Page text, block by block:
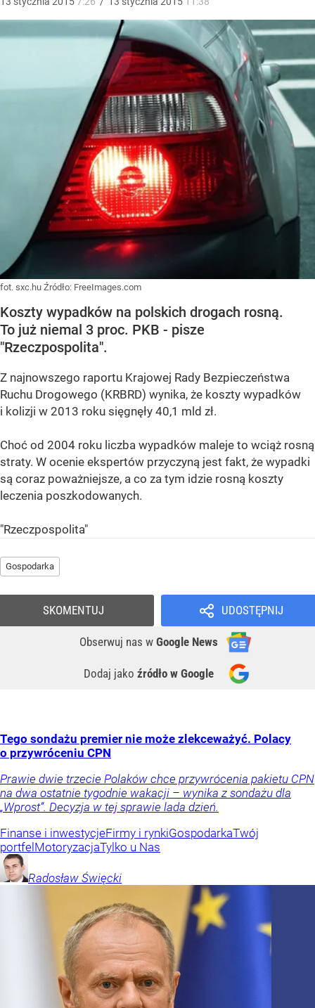
fot. sxc.hu Źródło: FreeImages.com
Koszty wypadków na polskich drogach rosną.
To już niemal 3 proc. PKB - pisze
"Rzeczpospolita".
Z najnowszego raportu Krajowej Rady Bezpieczeństwa
Ruchu Drogowego (KRBRD) wynika, że koszty wypadków
i kolizji w 2013 roku sięgnęły 40,1 mld zł.
Choć od 2004 roku liczba wypadków maleje to wciąż rosną
straty. W ocenie ekspertów przyczyną jest fakt, że wypadki
są coraz poważniejsze, a co za tym idzie rosną koszty
leczenia poszkodowanych.
"Rzeczpospolita"
Gospodarka
UDOSTĘPNIJ
Obserwuj nas w Google News
Dodaj jako źródło w Google
SKOMENTUJ
Tego sondażu premier nie może zlekceważyć. Polacy
o przywróceniu CPN
Prawie dwie trzecie Polaków chce przywrócenia pakietu CPN
na dwa ostatnie tygodnie wakacji – wynika z sondażu dla
„Wprost”. Decyzja w tej sprawie lada dzień.
Finanse i inwestycjeFirmy i rynkiGospodarkaTwój
portfelMotoryzacjaTylko u Nas
Radosław Święcki